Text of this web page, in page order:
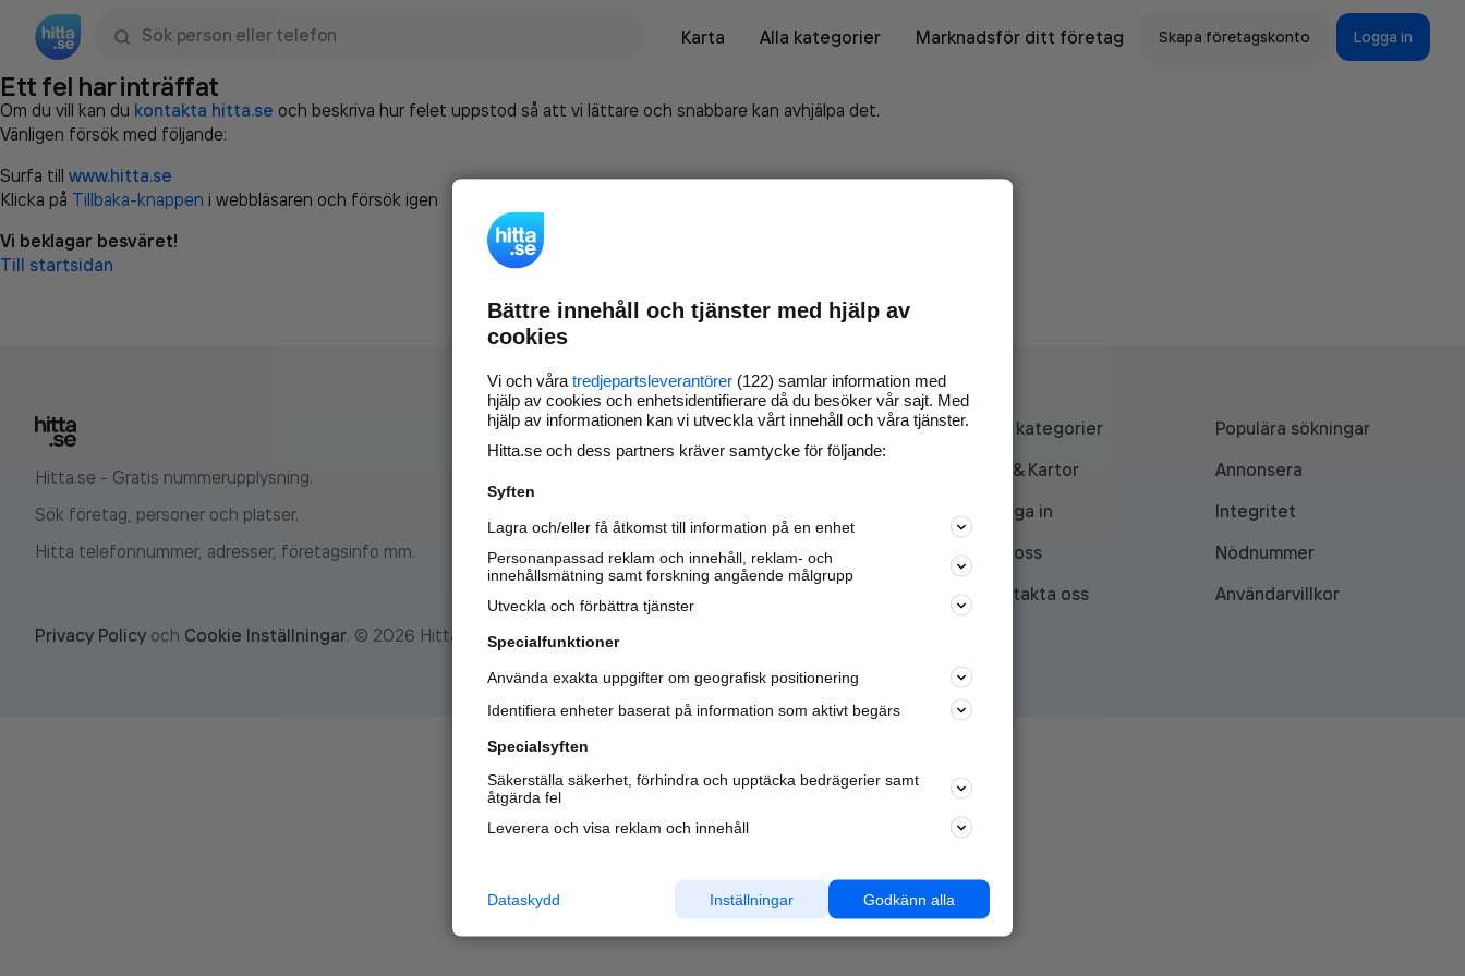
Karta
Alla kategorier Marknadsför ditt företag Skapa företagskonto Logga in
Ett fel har inträffat
Om du vill kan du kontakta hitta.se och beskriva hur felet uppstod så att vi lättare och snabbare kan avhjälpa det.
Vänligen försök med följande:
Surfa till www.hitta.se
Klicka på Tillbaka-knappen i webbläsaren och försök igen
Vi beklagar besväret!
Till startsidan
Hitta.se - Gratis nummerupplysning.
Sök företag, personer och platser.
Hitta telefonnummer, adresser, företagsinfo mm.
Marknadsför företaget på
nya kunder och
samarbetspartners nära dig.
Läs mer här
Alla kategorier
Populära sökningar
API & Kartor
Annonsera
Logga in
Integritet
Om oss
Nödnummer
Kontakta oss
Användarvillkor
Privacy Policy och Cookie Inställningar. © 2026 Hitta.se
Bättre innehåll och tjänster med hjälp av
cookies
Vi och våra tredjepartsleverantörer (122) samlar information med
hjälp av cookies och enhetsidentifierare då du besöker vår sajt. Med
hjälp av informationen kan vi utveckla vårt innehåll och våra tjänster.
Hitta.se och dess partners kräver samtycke för följande:
Syften
Lagra och/eller få åtkomst till information på en enhet
Personanpassad reklam och innehåll, reklam- och
innehållsmätning samt forskning angående målgrupp
Utveckla och förbättra tjänster
Specialfunktioner
Använda exakta uppgifter om geografisk positionering
Identifiera enheter baserat på information som aktivt begärs
Specialsyften
Säkerställa säkerhet, förhindra och upptäcka bedrägerier samt
åtgärda fel
Leverera och visa reklam och innehåll
Godkänn alla
Inställningar
Dataskydd